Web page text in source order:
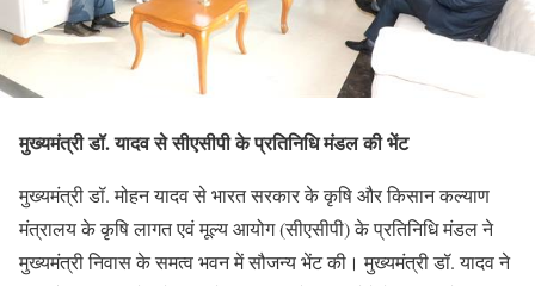
मुख्यमंत्री डॉ. यादव से सीएसीपी के प्रतिनिधि मंडल की भेंट
मुख्यमंत्री डॉ. मोहन यादव से भारत सरकार के कृषि और किसान कल्याण
मंत्रालय के कृषि लागत एवं मूल्य आयोग (सीएसीपी) के प्रतिनिधि मंडल ने
मुख्यमंत्री निवास के समत्व भवन में सौजन्य भेंट की। मुख्यमंत्री डॉ. यादव ने